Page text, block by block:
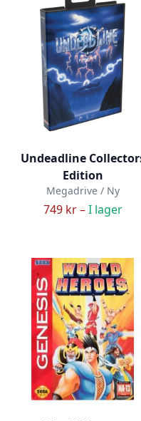
Undeadline
Edition
Megadrive / Ny
749 kr –I lager